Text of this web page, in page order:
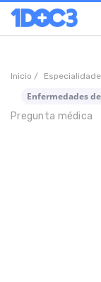
Inicio /
Enfermedades
Pregunta médica